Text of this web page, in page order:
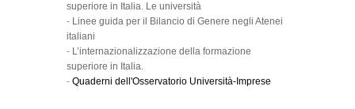
superiore in Italia. Le università
- Linee guida per il Bilancio di Genere negli Atenei
italiani
- L’internazionalizzazione della formazione
superiore in Italia.
- Quaderni dell'Osservatorio Università-Imprese